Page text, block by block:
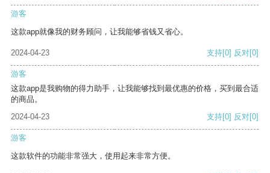
游客
这款app就像我的财务顾问，让我能够省钱又省心。
2024-04-23 支持[0] 反对[0]
游客
这款app是我购物的得力助手，让我能够找到最优惠的价格，买到最合适
的商品。
2024-04-23
支持[0] 反对[0]
游客
这款软件的功能非常强大，使用起来非常方便。